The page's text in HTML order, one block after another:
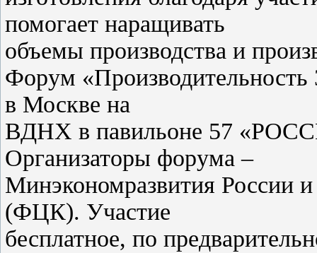
помогает наращивать
объемы производства и
Форум «Производительность
в Москве на
ВДНХ в павильоне 57
Организаторы форума –
Минэкономразвития России
(ФЦК). Участие
бесплатное, по